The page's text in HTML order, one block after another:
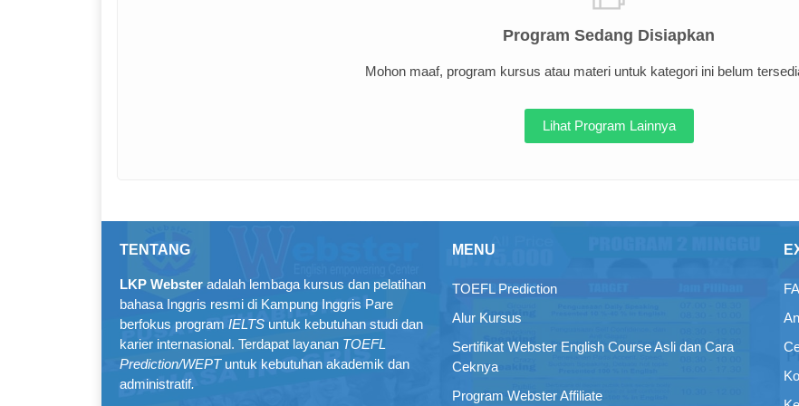
Program Sedang Disiapkan
Mohon maaf, program kursus atau materi untuk kategori ini belum
Lihat Program Lainnya
TENTANG
LKP Webster adalah lembaga kursus dan pelatihan
bahasa Inggris resmi di Kampung Inggris Pare
berfokus program IELTS untuk kebutuhan studi dan
karier internasional. Terdapat layanan TOEFL
Prediction/WEPTuntuk kebutuhan akademik dan
administratif.
MENU
TOEFL Prediction
Alur Kursus
Sertifikat Webster English Course Asli dan Cara
Ceknya
Program Webster Affiliate